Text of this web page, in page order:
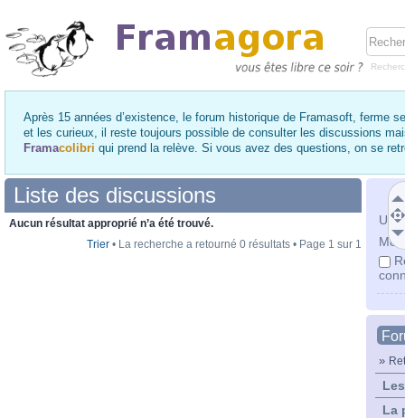
Après 15 années d’existence, le forum historique de Framasoft, ferme
et les curieux, il reste toujours possible de consulter les discussions
Framacolibri qui prend la relève. Si vous avez des questions, on se
Mot
»
La
Liste des discussions
Aucun résultat approprié n’a été trouvé.
Trier • La recherche a retourné 0 résultats • Page 1 sur 1